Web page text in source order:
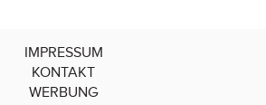
IMPRESSUM
KONTAKT
WERBUNG